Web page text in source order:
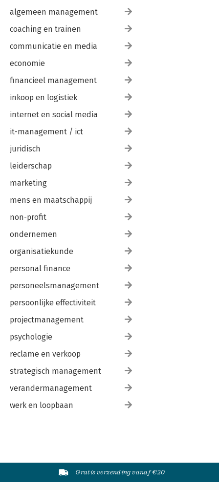
algemeen management
coaching en trainen
communicatie en media
economie
financieel management
inkoop en logistiek
internet en social media
it-management / ict
juridisch
leiderschap
marketing
mens en maatschappij
non-profit
ondernemen
organisatiekunde
personal finance
personeelsmanagement
persoonlijke effectiviteit
projectmanagement
psychologie
reclame en verkoop
strategisch management
verandermanagement
werk en loopbaan
Gratis verzending vanaf €20